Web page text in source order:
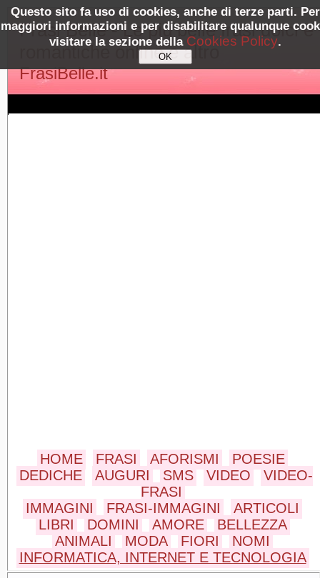
Questo sito fa uso di cookies, anche di terze parti. Per
maggiori informazioni e per disabilitare qualunque
visitare la sezione della Cookies Policy.
Frasi Belle - Le più belle frasi dolci e
romantiche online e altro
FrasiBelle.it
HOME FRASI AFORISMI
POESIE
DEDICHE
AUGURI SMS VIDEO
VIDEO-
FRASI
IMMAGINI
FRASI-IMMAGINI
ARTICOLI
LIBRI
DOMINI AMORE
BELLEZZA
ANIMALI
MODA FIORI
NOMI
INFORMATICA, INTERNET E TECNOLOGIA